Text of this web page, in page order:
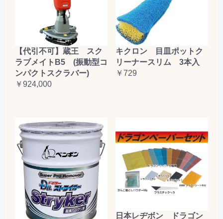
【代引不可】蔵王 スク
ラブメイトB5 (振動型コ
ンパクトスクラバー)
￥924,000
キクロン 目皿ポットク
リーナースリム 3本入
￥729
日本レヂボン ドラゴン